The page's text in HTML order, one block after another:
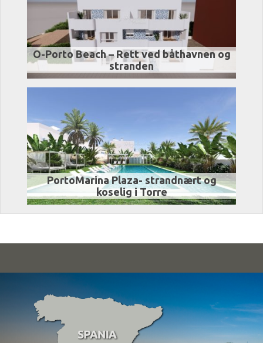
O-Porto Beach – Rett ved båthavnen og
stranden
PortoMarina Plaza- strandnært og
koselig i Torre